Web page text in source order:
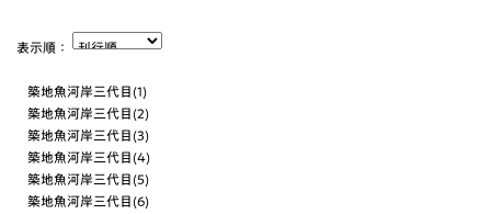
表示順：
築地魚河岸三代目(1)
築地魚河岸三代目(2)
築地魚河岸三代目(3)
築地魚河岸三代目(4)
築地魚河岸三代目(5)
築地魚河岸三代目(6)